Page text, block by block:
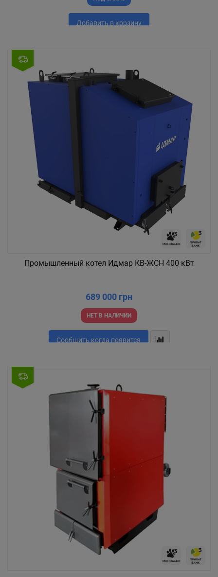
Добавить в корзину
Промышленный котел Идмар КВ-ЖСН 400 кВт
689 000 грн
НЕТ В НАЛИЧИИ
Сообщить когда появится